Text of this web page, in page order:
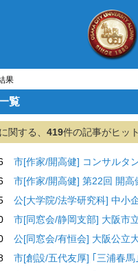
果
覧
関する、 419件の記事がヒッ
市[作家/開高健] コンサルタ
市[作家/開高健] 第22回 開
公[大学院/法学研究科] 中小
市[同窓会/静岡支部] 大阪市
公[同窓会/有恒会] 大阪公立
市[創設/五代友厚] ｢三浦春